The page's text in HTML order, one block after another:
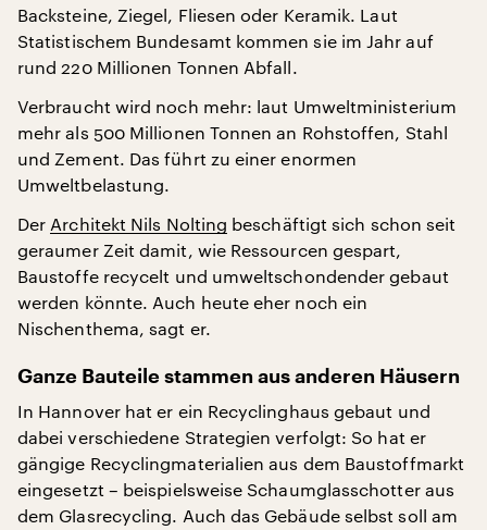
Backsteine, Ziegel, Fliesen oder Keramik. Laut
Statistischem Bundesamt kommen sie im Jahr auf
rund 220 Millionen Tonnen Abfall.
Verbraucht wird noch mehr: laut Umweltministerium
mehr als 500 Millionen Tonnen an Rohstoffen, Stahl
und Zement. Das führt zu einer enormen
Umweltbelastung.
Der Architekt Nils Nolting beschäftigt sich schon seit
geraumer Zeit damit, wie Ressourcen gespart,
Baustoffe recycelt und umweltschondender gebaut
werden könnte. Auch heute eher noch ein
Nischenthema, sagt er.
Ganze Bauteile stammen aus anderen Häusern
In Hannover hat er ein Recyclinghaus gebaut und
dabei verschiedene Strategien verfolgt: So hat er
gängige Recyclingmaterialien aus dem Baustoffmarkt
eingesetzt – beispielsweise Schaumglasschotter aus
dem Glasrecycling. Auch das Gebäude selbst soll am